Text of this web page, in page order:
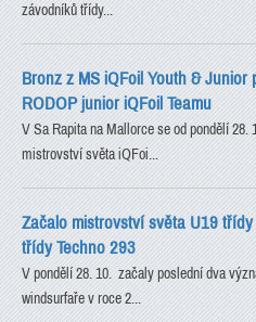
závodníků třídy...
Bronz z MS iQFoil Youth &
RODOP junior iQFoil Teamu
V Sa Rapita na Mallorce se od pondělí 28.
mistrovství světa iQFoi...
Začalo mistrovství světa U19
třídy Techno 293
V pondělí 28. 10. začaly poslední dva
windsurfaře v roce 2...